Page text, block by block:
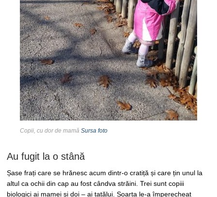
Copii, cu dor de mamă Sursa foto
Au fugit la o stână
Șase frați care se hrănesc acum dintr-o cratiță și care țin unul la
altul ca ochii din cap au fost cândva străini. Trei sunt copiii
biologici ai mamei și doi – ai tatălui. Soarta le-a împerecheat